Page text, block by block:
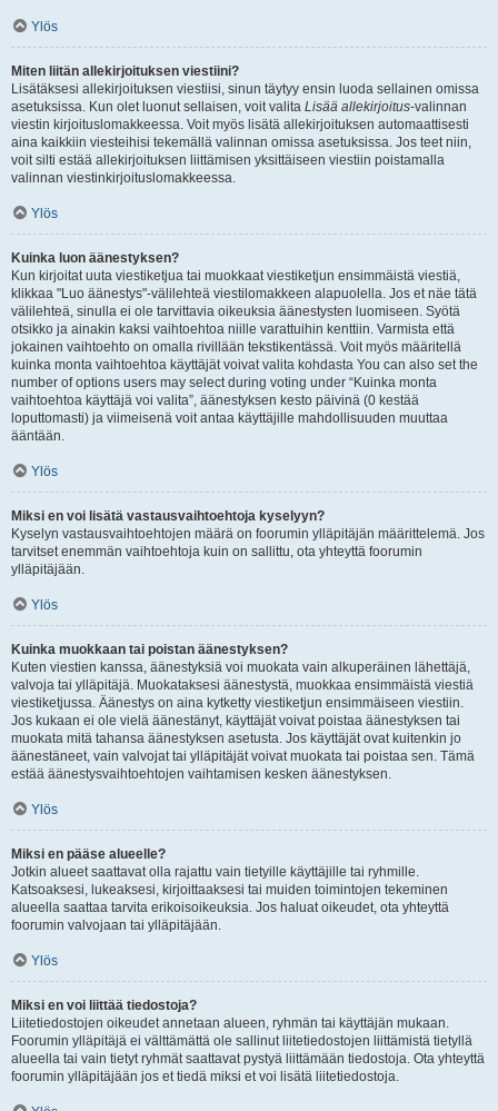
Ylös
Miten liitän allekirjoituksen viestiini?
Lisätäksesi allekirjoituksen viestiisi, sinun täytyy ensin luoda sellainen omissa
asetuksissa. Kun olet luonut sellaisen, voit valita Lisää allekirjoitus-valinnan
viestin kirjoituslomakkeessa. Voit myös lisätä allekirjoituksen automaattisesti
aina kaikkiin viesteihisi tekemällä valinnan omissa asetuksissa. Jos teet niin,
voit silti estää allekirjoituksen liittämisen yksittäiseen viestiin poistamalla
valinnan viestinkirjoituslomakkeessa.
Ylös
Kuinka luon äänestyksen?
Kun kirjoitat uuta viestiketjua tai muokkaat viestiketjun ensimmäistä viestiä,
klikkaa "Luo äänestys"-välilehteä viestilomakkeen alapuolella. Jos et näe tätä
välilehteä, sinulla ei ole tarvittavia oikeuksia äänestysten luomiseen. Syötä
otsikko ja ainakin kaksi vaihtoehtoa niille varattuihin kenttiin. Varmista että
jokainen vaihtoehto on omalla rivillään tekstikentässä. Voit myös määritellä
kuinka monta vaihtoehtoa käyttäjät voivat valita kohdasta You can also set the
number of options users may select during voting under “Kuinka monta
vaihtoehtoa käyttäjä voi valita”, äänestyksen kesto päivinä (0 kestää
loputtomasti) ja viimeisenä voit antaa käyttäjille mahdollisuuden muuttaa
ääntään.
Ylös
Miksi en voi lisätä vastausvaihtoehtoja kyselyyn?
Kyselyn vastausvaihtoehtojen määrä on foorumin ylläpitäjän määrittelemä. Jos
tarvitset enemmän vaihtoehtoja kuin on sallittu, ota yhteyttä foorumin
ylläpitäjään.
Ylös
Kuinka muokkaan tai poistan äänestyksen?
Kuten viestien kanssa, äänestyksiä voi muokata vain alkuperäinen lähettäjä,
valvoja tai ylläpitäjä. Muokataksesi äänestystä, muokkaa ensimmäistä viestiä
viestiketjussa. Äänestys on aina kytketty viestiketjun ensimmäiseen viestiin.
Jos kukaan ei ole vielä äänestänyt, käyttäjät voivat poistaa äänestyksen tai
muokata mitä tahansa äänestyksen asetusta. Jos käyttäjät ovat kuitenkin jo
äänestäneet, vain valvojat tai ylläpitäjät voivat muokata tai poistaa sen. Tämä
estää äänestysvaihtoehtojen vaihtamisen kesken äänestyksen.
Ylös
Miksi en pääse alueelle?
Jotkin alueet saattavat olla rajattu vain tietyille käyttäjille tai ryhmille.
Katsoaksesi, lukeaksesi, kirjoittaaksesi tai muiden toimintojen tekeminen
alueella saattaa tarvita erikoisoikeuksia. Jos haluat oikeudet, ota yhteyttä
foorumin valvojaan tai ylläpitäjään.
Ylös
Miksi en voi liittää tiedostoja?
Liitetiedostojen oikeudet annetaan alueen, ryhmän tai käyttäjän mukaan.
Foorumin ylläpitäjä ei välttämättä ole sallinut liitetiedostojen liittämistä tietyllä
alueella tai vain tietyt ryhmät saattavat pystyä liittämään tiedostoja. Ota yhteyttä
foorumin ylläpitäjään jos et tiedä miksi et voi lisätä liitetiedostoja.